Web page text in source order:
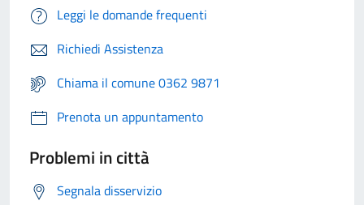
Leggi le domande frequenti
Richiedi Assistenza
Chiama il comune 0362 9871
Prenota un appuntamento
Problemi in città
Segnala disservizio